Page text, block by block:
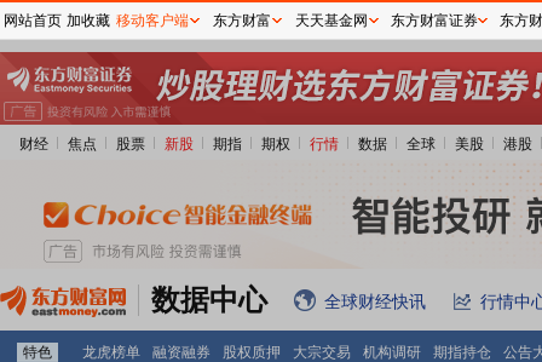
财经 焦点 股票 新股 期指 期权 行情 数据 全球 美股 港股
数据中心 全球财经快讯 行情中
特色 龙虎榜单 融资融券 股权质押 大宗交易 机构调研 期指持仓
公告
网站首页 加收藏 移动客户端 东方财富 天天基金网 东方财富证券 东方